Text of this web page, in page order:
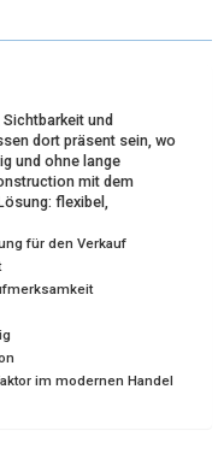
K
D
I
N
I
und
dort präsent sein, wo
und ohne lange
mit dem
flexibel,
für den Verkauf
im modernen Handel